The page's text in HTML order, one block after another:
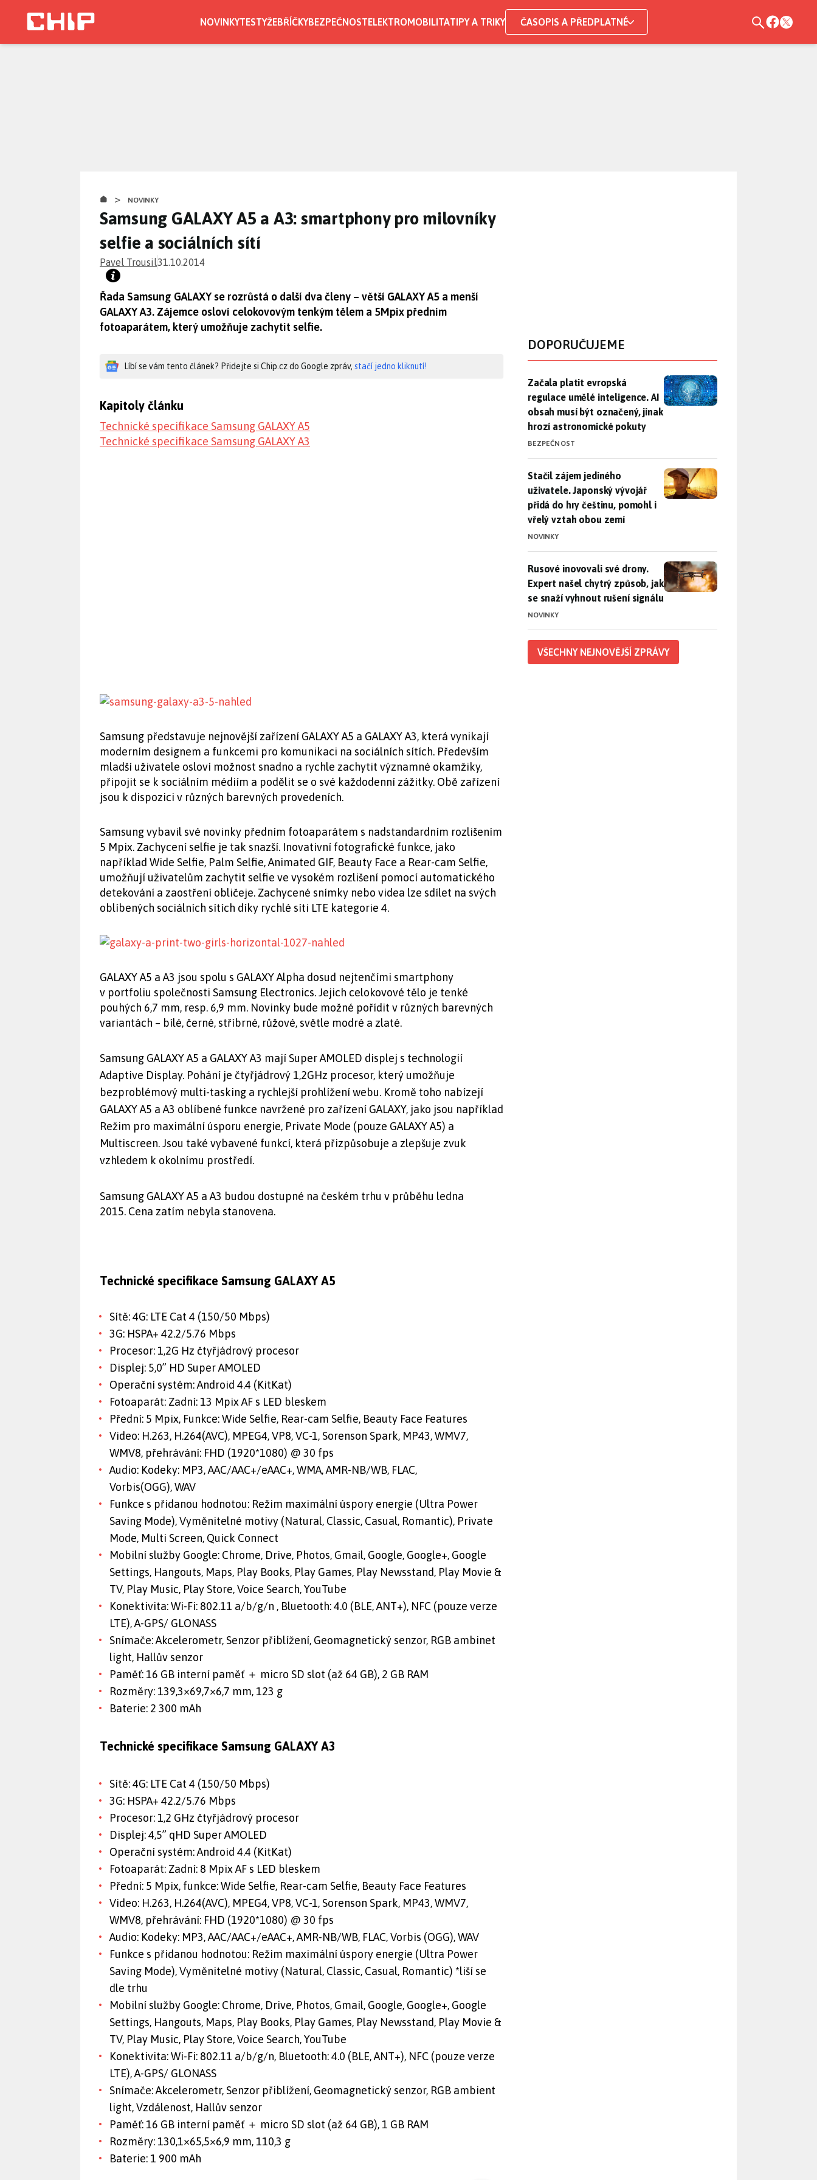
NOVINKYTESTYŽEBŘÍČKYBEZPEČNOSTELEKTROMOBILITATIPY A TRIKY ČASOPIS A PŘEDPLATNÉ
> NOVINKY
Samsung GALAXY A5 a A3: smartphony pro milovníky
selfie a sociálních sítí
Pavel Trousil31.10.2014
Řada Samsung GALAXY se rozrůstá o další dva členy – větší GALAXY A5 a menší
GALAXY A3. Zájemce osloví celokovovým tenkým tělem a 5Mpix předním
fotoaparátem, který umožňuje zachytit selfie.
Líbí se vám tento článek? Přidejte si Chip.cz do Google zpráv, stačí jedno kliknutí!
Kapitoly článku
Technické specifikace Samsung GALAXY A5
Technické specifikace Samsung GALAXY A3
Samsung představuje nejnovější zařízení GALAXY A5 a GALAXY A3, která vynikají
moderním designem a funkcemi pro komunikaci na sociálních sítích. Především
mladší uživatele osloví možnost snadno a rychle zachytit významné okamžiky,
připojit se k sociálním médiím a podělit se o své každodenní zážitky. Obě zařízení
jsou k dispozici v různých barevných provedeních.
Samsung vybavil své novinky předním fotoaparátem s nadstandardním rozlišením
5 Mpix. Zachycení selfie je tak snazší. Inovativní fotografické funkce, jako
například Wide Selfie, Palm Selfie, Animated GIF, Beauty Face a Rear-cam Selfie,
umožňují uživatelům zachytit selfie ve vysokém rozlišení pomocí automatického
detekování a zaostření obličeje. Zachycené snímky nebo videa lze sdílet na svých
oblíbených sociálních sítích díky rychlé síti LTE kategorie 4.
GALAXY A5 a A3 jsou spolu s GALAXY Alpha dosud nejtenčími smartphony
v portfoliu společnosti Samsung Electronics. Jejich celokovové tělo je tenké
pouhých 6,7 mm, resp. 6,9 mm. Novinky bude možné pořídit v různých barevných
variantách – bílé, černé, stříbrné, růžové, světle modré a zlaté.
Samsung GALAXY A5 a GALAXY A3 mají Super AMOLED displej s technologií
Adaptive Display. Pohání je čtyřjádrový 1,2GHz procesor, který umožňuje
bezproblémový multi-tasking a rychlejší prohlížení webu. Kromě toho nabízejí
GALAXY A5 a A3 oblíbené funkce navržené pro zařízení GALAXY, jako jsou například
Režim pro maximální úsporu energie, Private Mode (pouze GALAXY A5) a
Multiscreen. Jsou také vybavené funkcí, která přizpůsobuje a zlepšuje zvuk
vzhledem k okolnímu prostředí.
Samsung GALAXY A5 a A3 budou dostupné na českém trhu v průběhu ledna
2015. Cena zatím nebyla stanovena.
Technické specifikace Samsung GALAXY A5
Sítě: 4G: LTE Cat 4 (150/50 Mbps)
3G: HSPA+ 42.2/5.76 Mbps
Procesor: 1,2G Hz čtyřjádrový procesor
Displej: 5,0” HD Super AMOLED
Operační systém: Android 4.4 (KitKat)
Fotoaparát: Zadní: 13 Mpix AF s LED bleskem
Přední: 5 Mpix, Funkce: Wide Selfie, Rear-cam Selfie, Beauty Face Features
Video: H.263, H.264(AVC), MPEG4, VP8, VC-1, Sorenson Spark, MP43, WMV7,
WMV8, přehrávání: FHD (1920*1080) @ 30 fps
Audio: Kodeky: MP3, AAC/AAC+/eAAC+, WMA, AMR-NB/WB, FLAC,
Vorbis(OGG), WAV
Funkce s přidanou hodnotou: Režim maximální úspory energie (Ultra Power
Saving Mode), Vyměnitelné motivy (Natural, Classic, Casual, Romantic), Private
Mode, Multi Screen, Quick Connect
Mobilní služby Google: Chrome, Drive, Photos, Gmail, Google, Google+, Google
Settings, Hangouts, Maps, Play Books, Play Games, Play Newsstand, Play Movie &
TV, Play Music, Play Store, Voice Search, YouTube
Konektivita: Wi-Fi: 802.11 a/b/g/n , Bluetooth: 4.0 (BLE, ANT+), NFC (pouze verze
LTE), A-GPS/ GLONASS
Snímače: Akcelerometr, Senzor přiblížení, Geomagnetický senzor, RGB ambinet
light, Hallův senzor
Paměť: 16 GB interní paměť ＋ micro SD slot (až 64 GB), 2 GB RAM
Rozměry: 139,3×69,7×6,7 mm, 123 g
Baterie: 2 300 mAh
Technické specifikace Samsung GALAXY A3
Sítě: 4G: LTE Cat 4 (150/50 Mbps)
3G: HSPA+ 42.2/5.76 Mbps
Procesor: 1,2 GHz čtyřjádrový procesor
Displej: 4,5” qHD Super AMOLED
Operační systém: Android 4.4 (KitKat)
Fotoaparát: Zadní: 8 Mpix AF s LED bleskem
Přední: 5 Mpix, funkce: Wide Selfie, Rear-cam Selfie, Beauty Face Features
Video: H.263, H.264(AVC), MPEG4, VP8, VC-1, Sorenson Spark, MP43, WMV7,
WMV8, přehrávání: FHD (1920*1080) @ 30 fps
Audio: Kodeky: MP3, AAC/AAC+/eAAC+, AMR-NB/WB, FLAC, Vorbis (OGG), WAV
Funkce s přidanou hodnotou: Režim maximální úspory energie (Ultra Power
Saving Mode), Vyměnitelné motivy (Natural, Classic, Casual, Romantic) *liší se
dle trhu
Mobilní služby Google: Chrome, Drive, Photos, Gmail, Google, Google+, Google
Settings, Hangouts, Maps, Play Books, Play Games, Play Newsstand, Play Movie &
TV, Play Music, Play Store, Voice Search, YouTube
Konektivita: Wi-Fi: 802.11 a/b/g/n, Bluetooth: 4.0 (BLE, ANT+), NFC (pouze verze
LTE), A-GPS/ GLONASS
Snímače: Akcelerometr, Senzor přiblížení, Geomagnetický senzor, RGB ambient
light, Vzdálenost, Hallův senzor
Paměť: 16 GB interní paměť ＋ micro SD slot (až 64 GB), 1 GB RAM
Rozměry: 130,1×65,5×6,9 mm, 110,3 g
Baterie: 1 900 mAh
DOPORUČUJEME
Začala platit evropská regulace umělé inteligence. AI obsah
Začala platit evropská
regulace umělé inteligence. AI
obsah musí být označený, jinak
hrozí astronomické pokuty
BEZPEČNOST
Stačil zájem jediného uživatele. Japonský vývojář přidá do hry
Stačil zájem jediného
uživatele. Japonský vývojář
přidá do hry češtinu, pomohl i
vřelý vztah obou zemí
NOVINKY
Rusové inovovali své drony. Expert našel chytrý způsob, jak se
Rusové inovovali své drony.
Expert našel chytrý způsob, jak
se snaží vyhnout rušení signálu
NOVINKY
VŠECHNY NEJNOVĚJŠÍ ZPRÁVY